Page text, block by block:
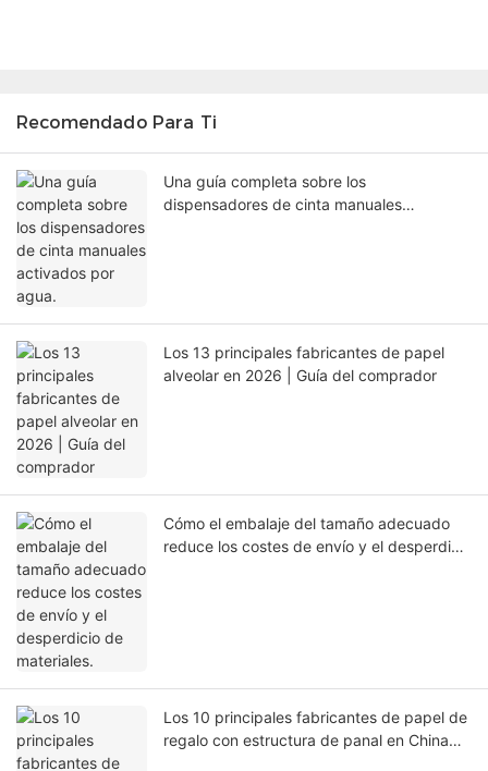
Recomendado Para Ti
Una guía completa sobre los
dispensadores de cinta manuales
Los 13 principales fabricantes de papel
alveolar en 2026 | Guía del comprador
Cómo el embalaje del tamaño adecuado
reduce los costes de envío y el desperdicio
Los 10 principales fabricantes de papel de
regalo con estructura de panal en China